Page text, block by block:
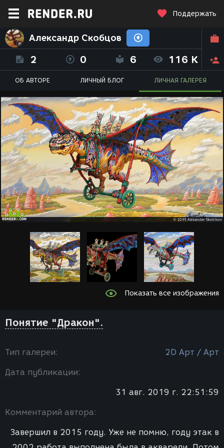
Поддержать
Александр Скобцов
2 0 6 116 K
ОБ АВТОРЕ ЛИЧНЫЙ БЛОГ ЛИЧНАЯ ГАЛЕРЕЯ
Показать все изображения
Понятие "Дракон".
Тип галереи: 2D Арт / Арт
Дата публикации:
31 авг. 2019 г. 22:51:59
Комментарий автора:
Завершил в 2015 году. Уже не помню, году этак в